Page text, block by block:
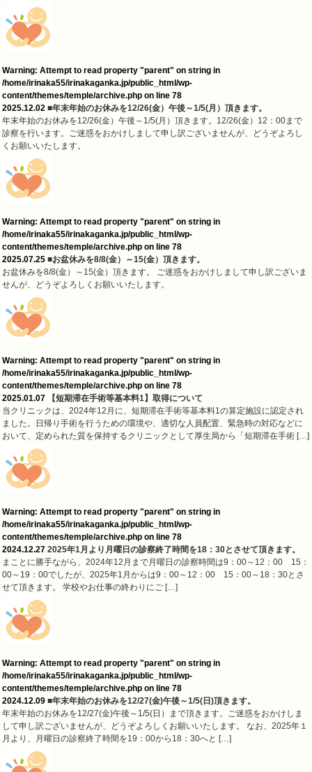
Warning: Attempt to read property "parent" on string in
/home/irinaka55/irinakaganka.jp/public_html/wp-
content/themes/temple/archive.php on line 78
2025.12.02 ■年末年始のお休みを12/26(金）午後～1/5(月）頂きます。
年末年始のお休みを12/26(金）午後～1/5(月）頂きます。12/26(金）12：00まで
診察を行います。ご迷惑をおかけしまして申し訳ございませんが、どうぞよろし
くお願いいたします。
Warning: Attempt to read property "parent" on string in
/home/irinaka55/irinakaganka.jp/public_html/wp-
content/themes/temple/archive.php on line 78
2025.07.25 ■お盆休みを8/8(金）～15(金）頂きます。
お盆休みを8/8(金）～15(金）頂きます。 ご迷惑をおかけしまして申し訳ございま
せんが、どうぞよろしくお願いいたします。
Warning: Attempt to read property "parent" on string in
/home/irinaka55/irinakaganka.jp/public_html/wp-
content/themes/temple/archive.php on line 78
2025.01.07
【短期滞在手術等基本料1】取得について
当クリニックは、2024年12月に、短期滞在手術等基本料1の算定施設に認定され
ました。日帰り手術を行うための環境や、適切な人員配置、緊急時の対応などに
おいて、定められた質を保持するクリニックとして厚生局から「短期滞在手術 […]
Warning: Attempt to read property "parent" on string in
/home/irinaka55/irinakaganka.jp/public_html/wp-
content/themes/temple/archive.php on line 78
2024.12.27 2025年1月より月曜日の診察終了時間を18：30とさせて頂きます。
まことに勝手ながら、2024年12月まで月曜日の診察時間は9：00～12：00 15：
00～19：00でしたが、2025年1月からは9：00～12：00 15：00～18：30とさ
せて頂きます。 学校やお仕事の終わりにご […]
Warning: Attempt to read property "parent" on string in
/home/irinaka55/irinakaganka.jp/public_html/wp-
content/themes/temple/archive.php on line 78
2024.12.09 ■年末年始のお休みを12/27(金)午後～1/5(日)頂きます。
年末年始のお休みを12/27(金)午後～1/5(日）まで頂きます。ご迷惑をおかけしま
して申し訳ございませんが、どうぞよろしくお願いいたします。 なお、2025年１
月より、月曜日の診察終了時間を19：00から18：30へと […]